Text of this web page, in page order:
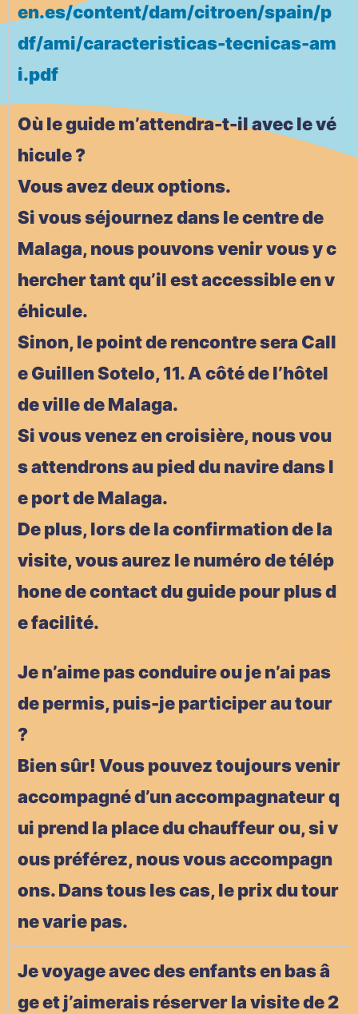
en.es/content/dam/citroen/spain/p
df/ami/caracteristicas-tecnicas-am
i.pdf
Où le guide m’attendra-t-il avec le vé
hicule ?
Vous avez deux options.
Si vous séjournez dans le centre de
Malaga, nous pouvons venir vous y c
hercher tant qu’il est accessible en v
éhicule.
Sinon, le point de rencontre sera Call
e Guillen Sotelo, 11. A côté de l’hôtel
de ville de Malaga.
Si vous venez en croisière, nous vou
s attendrons au pied du navire dans l
e port de Malaga.
De plus, lors de la confirmation de la
visite, vous aurez le numéro de télép
hone de contact du guide pour plus d
e facilité.
Je n’aime pas conduire ou je n’ai pas
de permis, puis-je participer au tour
?
Bien sûr! Vous pouvez toujours venir
accompagné d’un accompagnateur q
ui prend la place du chauffeur ou, si v
ous préférez, nous vous accompagn
ons. Dans tous les cas, le prix du tour
ne varie pas.
Je voyage avec des enfants en bas â
ge et j’aimerais réserver la visite de 2